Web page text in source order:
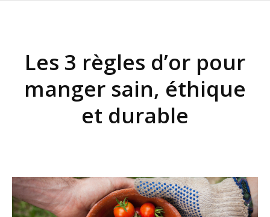
Les 3 règles d’or pour
manger sain, éthique
et durable